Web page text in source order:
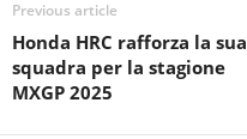
Previous article
Honda HRC rafforza la sua
squadra per la stagione
MXGP 2025